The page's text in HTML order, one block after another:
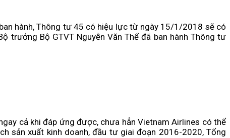
hành, Thông tư 45 có hiệu lực từ ngày 15/1/2018 sẽ có
trưởng Bộ GTVT Nguyễn Văn Thể đã ban hành Thông tư
cả khi đáp ứng được, chưa hẳn Vietnam Airlines có thể
sản xuất kinh doanh, đầu tư giai đoạn 2016-2020, Tổng